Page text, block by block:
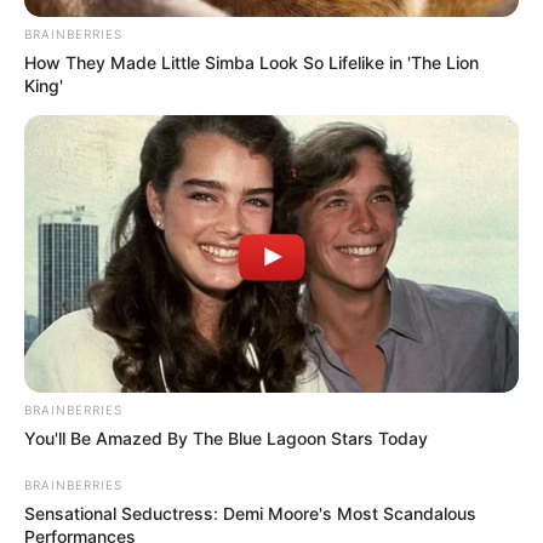
ΔΗΜΟΦΙΛΗ ΑΡΘΡΑ
BRAINBERRIES
How They Made Little Simba Look So Lifelike in 'The Lion
King'
BRAINBERRIES
You'll Be Amazed By The Blue Lagoon Stars Today
BRAINBERRIES
Sensational Seductress: Demi Moore's Most Scandalous
Performances